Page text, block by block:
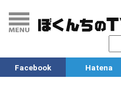
Facebook Hatena